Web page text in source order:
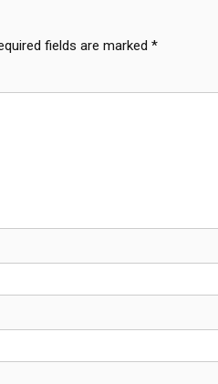
fields are marked *